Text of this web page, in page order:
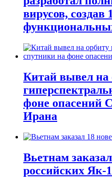
вирусов, создав
Китай вывел на
фоне опасений
Ирана
Вьетнам
российских Як-